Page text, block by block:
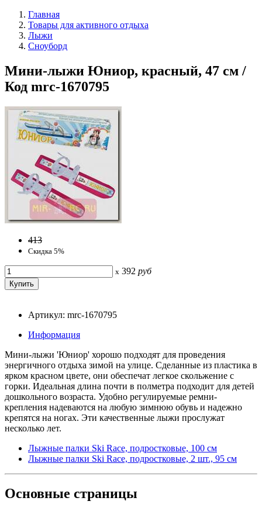
Главная
Товары для активного отдыха
Лыжи
Сноуборд
Мини-лыжи Юниор, красный, 47 см /
Код mrc-1670795
413
Скидка 5%
x 392 руб
Артикул: mrc-1670795
Информация
Мини-лыжи 'Юниор' хорошо подходят для проведения
энергичного отдыха зимой на улице. Сделанные из пластика в
ярком красном цвете, они обеспечат легкое скольжение с
горки. Идеальная длина почти в полметра подходит для детей
дошкольного возраста. Удобно регулируемые ремни-
крепления надеваются на любую зимнюю обувь и надежно
крепятся на ногах. Эти качественные лыжи прослужат
несколько лет.
Лыжные палки Ski Race, подростковые, 100 см
Лыжные палки Ski Race, подростковые, 2 шт., 95 см
Основные страницы